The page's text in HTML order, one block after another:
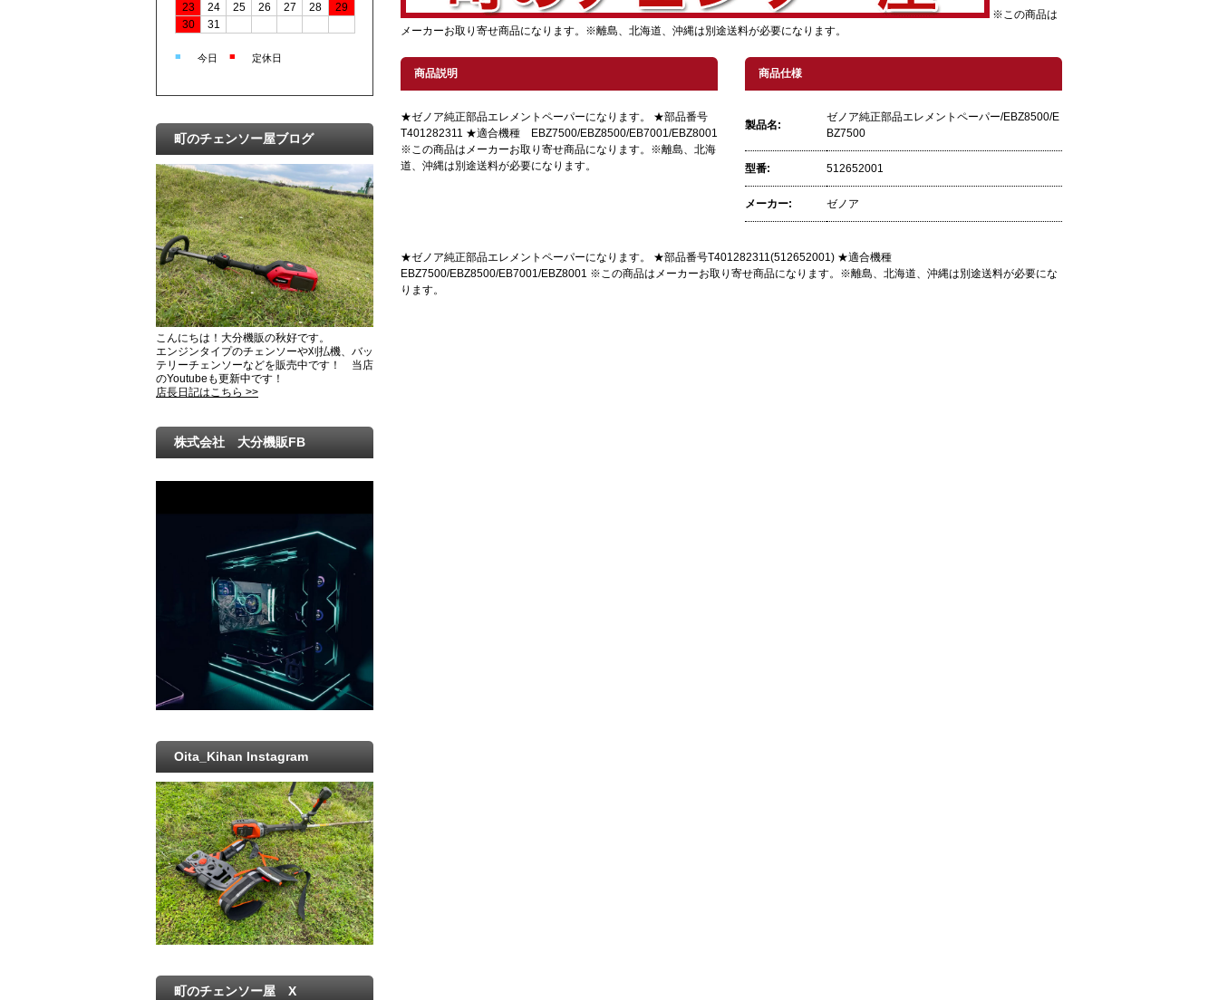
※この商品は
メーカーお取り寄せ商品になります。※離島、北海道、沖縄は別途送料が必要になります。
商品説明
★ゼノア純正部品エレメントペーパーになります。 ★部品番号
T401282311 ★適合機種 EBZ7500/EBZ8500/EB7001/EBZ8001
※この商品はメーカーお取り寄せ商品になります。※離島、北海
道、沖縄は別途送料が必要になります。
商品仕様
製品名:
ゼノア純正部品エレメントペーパー/EBZ8500/E
BZ7500
型番: 512652001
メーカー: ゼノア
★ゼノア純正部品エレメントペーパーになります。 ★部品番号T401282311(512652001) ★適合機種
EBZ7500/EBZ8500/EB7001/EBZ8001 ※この商品はメーカーお取り寄せ商品になります。※離島、北海道、沖縄は別途送料が必要にな
ります。
23
24 25 26 27 28
29
30
31
■ 今日 ■ 定休日
町のチェンソー屋ブログ
こんにちは！大分機販の秋好です。
エンジンタイプのチェンソーや刈払機、バッ
テリーチェンソーなどを販売中です！ 当店
のYoutubeも更新中です！
店長日記はこちら >>
株式会社 大分機販FB
Oita_Kihan Instagram
町のチェンソー屋 X